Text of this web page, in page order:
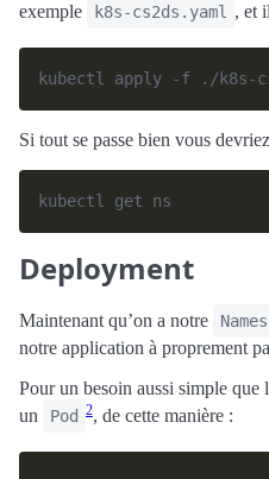
exemple
k8s-cs2ds.yaml , et
Si tout se passe bien vous
Deployment
Maintenant qu’on a notre
notre application à proprement
Pour un besoin aussi simple
un
Pod 2, de cette manière :